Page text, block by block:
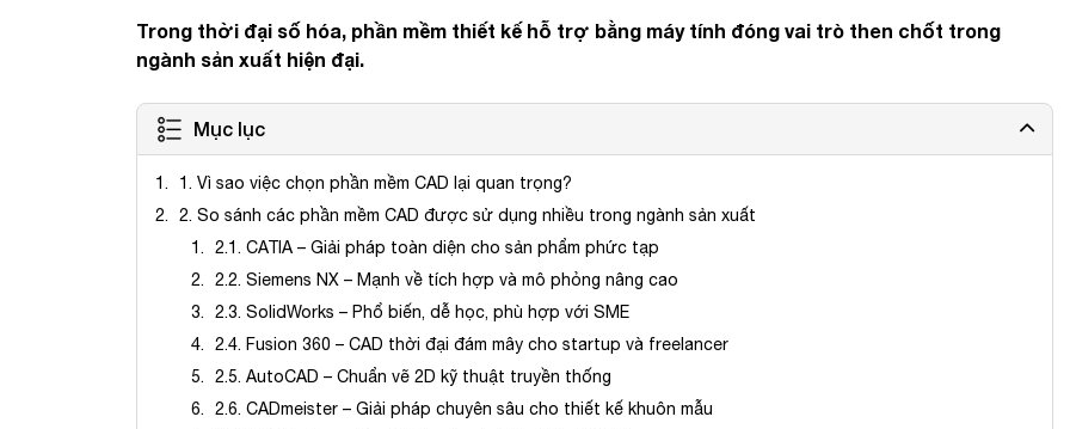
Trong thời đại số hóa, phần mềm thiết kế hỗ trợ bằng máy tính đóng vai trò then chốt trong
ngành sản xuất hiện đại.
Mục lục
1. Vì sao việc chọn phần mềm CAD lại quan trọng?
2. So sánh các phần mềm CAD được sử dụng nhiều trong ngành sản xuất
2.1. CATIA – Giải pháp toàn diện cho sản phẩm phức tạp
2.2. Siemens NX – Mạnh về tích hợp và mô phỏng nâng cao
2.3. SolidWorks – Phổ biến, dễ học, phù hợp với SME
2.4. Fusion 360 – CAD thời đại đám mây cho startup và freelancer
2.5. AutoCAD – Chuẩn vẽ 2D kỹ thuật truyền thống
2.6. CADmeister – Giải pháp chuyên sâu cho thiết kế khuôn mẫu